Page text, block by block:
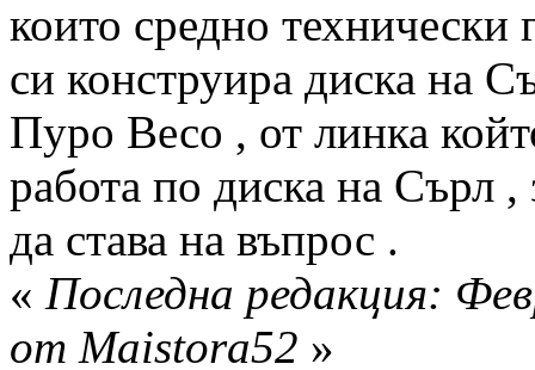
които средно
си конструира диска на
Пуро Весо , от линка
работа по диска на Сърл ,
да става на въпрос .
« Последна редакция:
от Maistora52 »